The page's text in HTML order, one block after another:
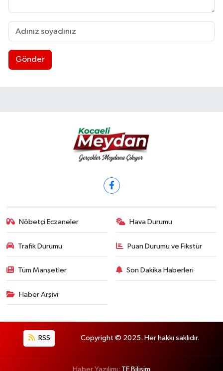
Gönder
Nöbetçi Eczaneler Hava Durumu
Trafik Durumu Puan Durumu ve Fikstür
Tüm Manşetler Son Dakika Haberleri
Haber Arşivi
RSS Copyright © 2025. Her hakkı saklıdır.
Haber Yazılımı: TE Bilişim